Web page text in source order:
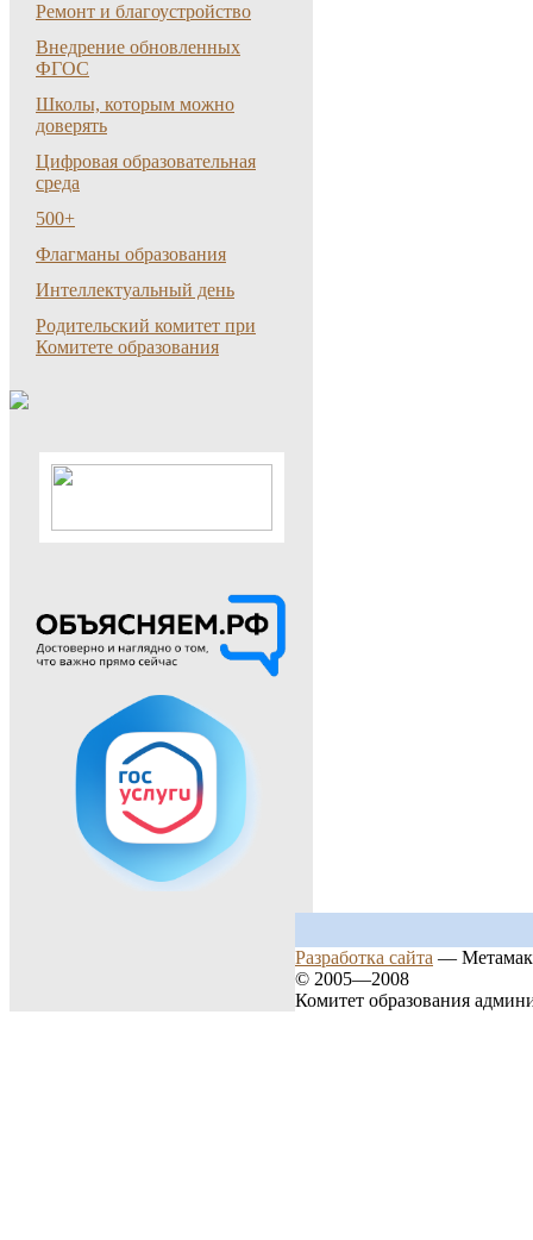
Ремонт и благоустройство
Внедрение обновленных
ФГОС
Школы, которым можно
доверять
Цифровая образовательная
среда
500+
Флагманы образования
Интеллектуальный день
Родительский комитет при
Комитете образования
Разработка сайта —
© 2005—2008
Комитет образования